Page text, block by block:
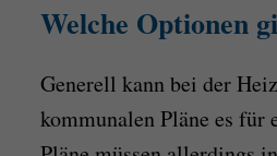
Welche Optionen
Generell kann bei der
kommunalen Pläne es für